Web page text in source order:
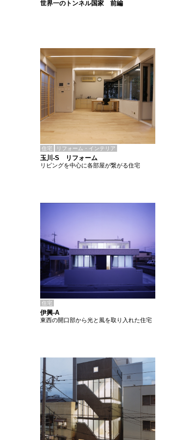
世界一のトンネル国家 前編
住宅 リフォーム・インテリア
玉川-S リフォーム
リビングを中心に各部屋が繋がる住宅
住宅
伊興-A
東西の開口部から光と風を取り入れた住宅